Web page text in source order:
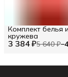
3 384 ₽5 640 ₽−
Комплект белья
кружева